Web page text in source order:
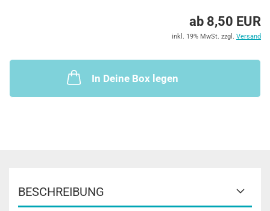
ab 8,50 EUR
inkl. 19% MwSt. zzgl. Versand
In Deine Box legen
BESCHREIBUNG